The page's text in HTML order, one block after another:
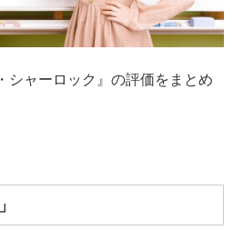
シャーロック』の評価をまとめ